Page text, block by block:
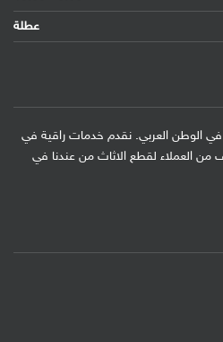
عطلة
في الوطن العربي. نقدم خدمات راقية في
من العملاء لقطع الاثاث من عندنا في